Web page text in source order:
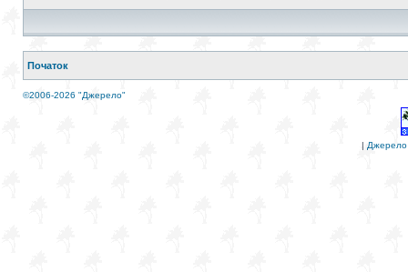
Початок
©2006-2026 "Джерело"
| Джерело